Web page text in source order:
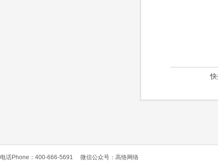
电话Phone：400-666-5691 微信公众号：高恪网络